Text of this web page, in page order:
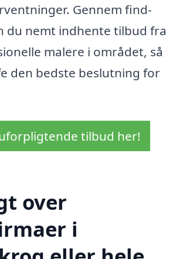
Gennem find-
du nemt indhente tilbud fra
malere i området, så
den bedste beslutning for
tilbud her!
over
i